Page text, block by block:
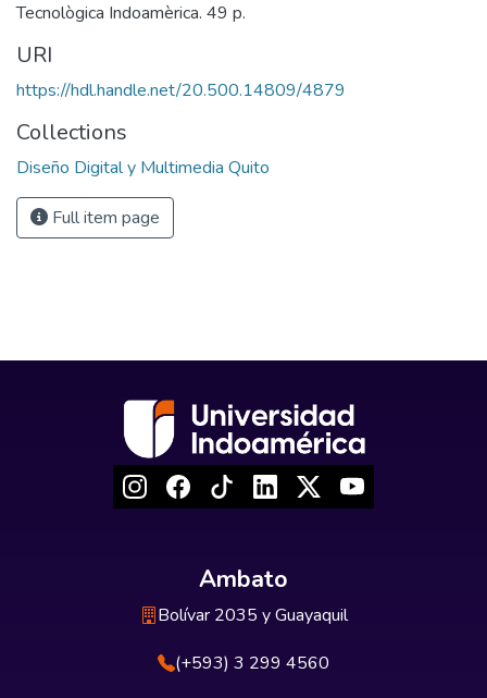
Tecnològica Indoamèrica. 49 p.
URI
https://hdl.handle.net/20.500.14809/4879
Collections
Diseño Digital y Multimedia Quito
Full item page
Ambato
Bolívar 2035 y Guayaquil
(+593) 3 299 4560